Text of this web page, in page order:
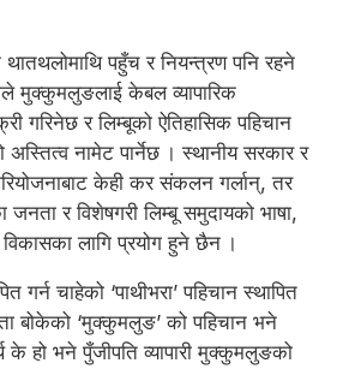
पहुँच र नियन्त्रण पनि रहने
मुक्कुमलुङलाई केबल व्यापारिक
गरिनेछ र लिम्बूको ऐतिहासिक पहिचान
नामेट पार्नेछ । स्थानीय सरकार र
केही कर संकलन गर्लान्, तर
र विशेषगरी लिम्बू समुदायको भाषा,
लागि प्रयोग हुने छैन ।
गर्न चाहेको ‘पाथीभरा’ पहिचान स्थापित
बोकेको ‘मुक्कुमलुङ’ को पहिचान भने
के हो भने पुँजीपति व्यापारी मुक्कुमलुङको